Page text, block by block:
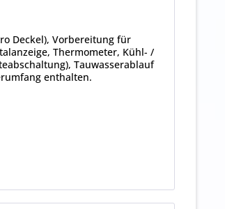
Deckel), Vorbereitung für
Thermometer, Kühl- /
Tauwasserablauf
enthalten.